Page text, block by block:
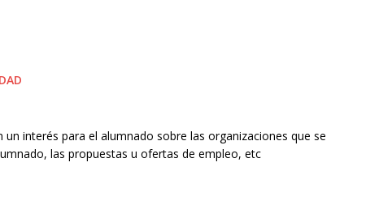
un interés para el alumnado sobre las organizaciones que se
las propuestas u ofertas de empleo, etc